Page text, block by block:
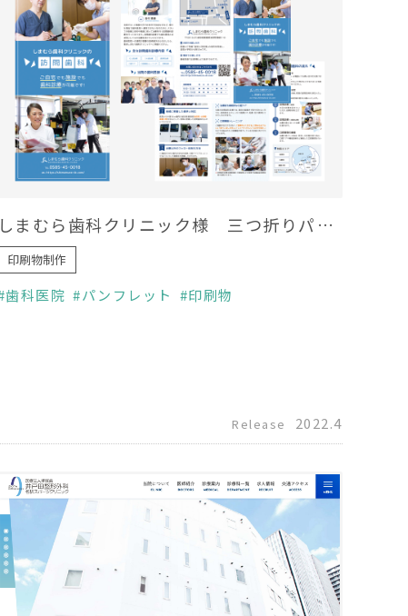
しまむら歯科クリニック様 三つ折りパンフレット制作
印刷物制作
歯科医院 パンフレット 印刷物
Release 2022.4